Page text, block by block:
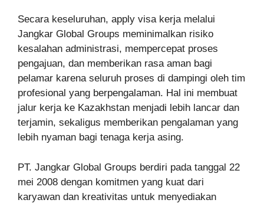
Secara keseluruhan, apply visa kerja melalui
Jangkar Global Groups meminimalkan risiko
kesalahan administrasi, mempercepat proses
pengajuan, dan memberikan rasa aman bagi
pelamar karena seluruh proses di dampingi oleh tim
profesional yang berpengalaman. Hal ini membuat
jalur kerja ke Kazakhstan menjadi lebih lancar dan
terjamin, sekaligus memberikan pengalaman yang
lebih nyaman bagi tenaga kerja asing.
PT. Jangkar Global Groups berdiri pada tanggal 22
mei 2008 dengan komitmen yang kuat dari
karyawan dan kreativitas untuk menyediakan